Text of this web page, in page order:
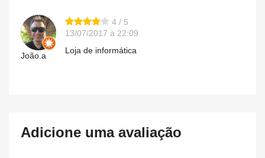
João.a
4 / 5
13/07/2017 à 22:09
Loja de informática
Adicione uma avaliação